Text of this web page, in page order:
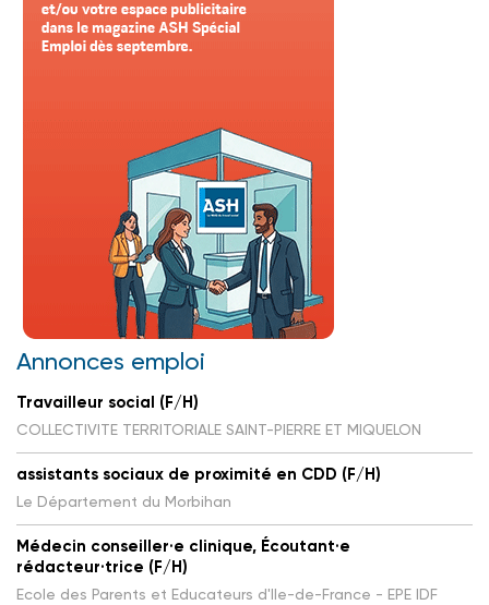
Annonces emploi
Travailleur social (F/H)
COLLECTIVITE TERRITORIALE SAINT-PIERRE ET MIQUELON
assistants sociaux de proximité en CDD (F/H)
Le Département du Morbihan
Médecin conseiller·e clinique, Écoutant·e
rédacteur·trice (F/H)
Ecole des Parents et Educateurs d'Ile-de-France - EPE IDF